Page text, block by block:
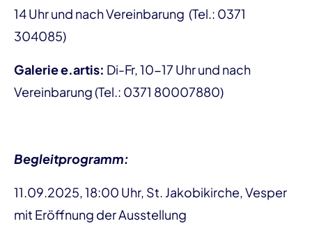
14 Uhr und nach Vereinbarung (Tel.: 0371
304085)
Galerie e.artis: Di-Fr, 10-17 Uhr und nach
Vereinbarung (Tel.: 0371 80007880)
Begleitprogramm:
11.09.2025, 18:00 Uhr, St. Jakobikirche, Vesper
mit Eröffnung der Ausstellung